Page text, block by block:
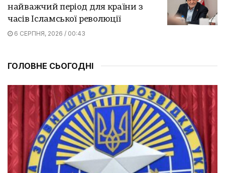
найважчий період для країни з
часів Ісламської революції
6 СЕРПНЯ, 2026 / 00:43
ГОЛОВНЕ СЬОГОДНІ